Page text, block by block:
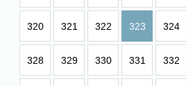
320 321 322 323 324
328 329 330 331 332